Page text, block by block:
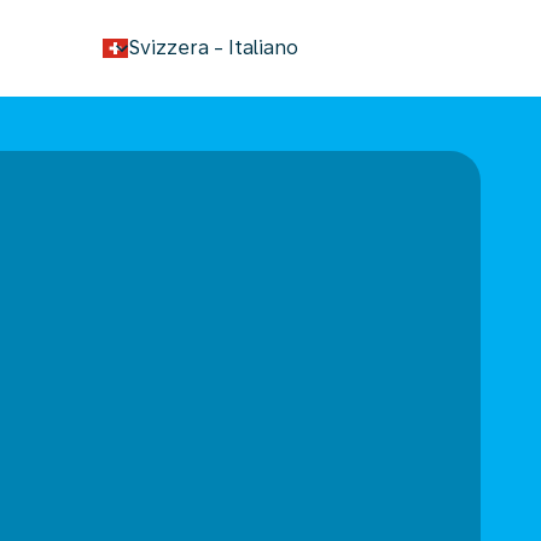
Svizzera - Italiano
keyboard_arrow_down